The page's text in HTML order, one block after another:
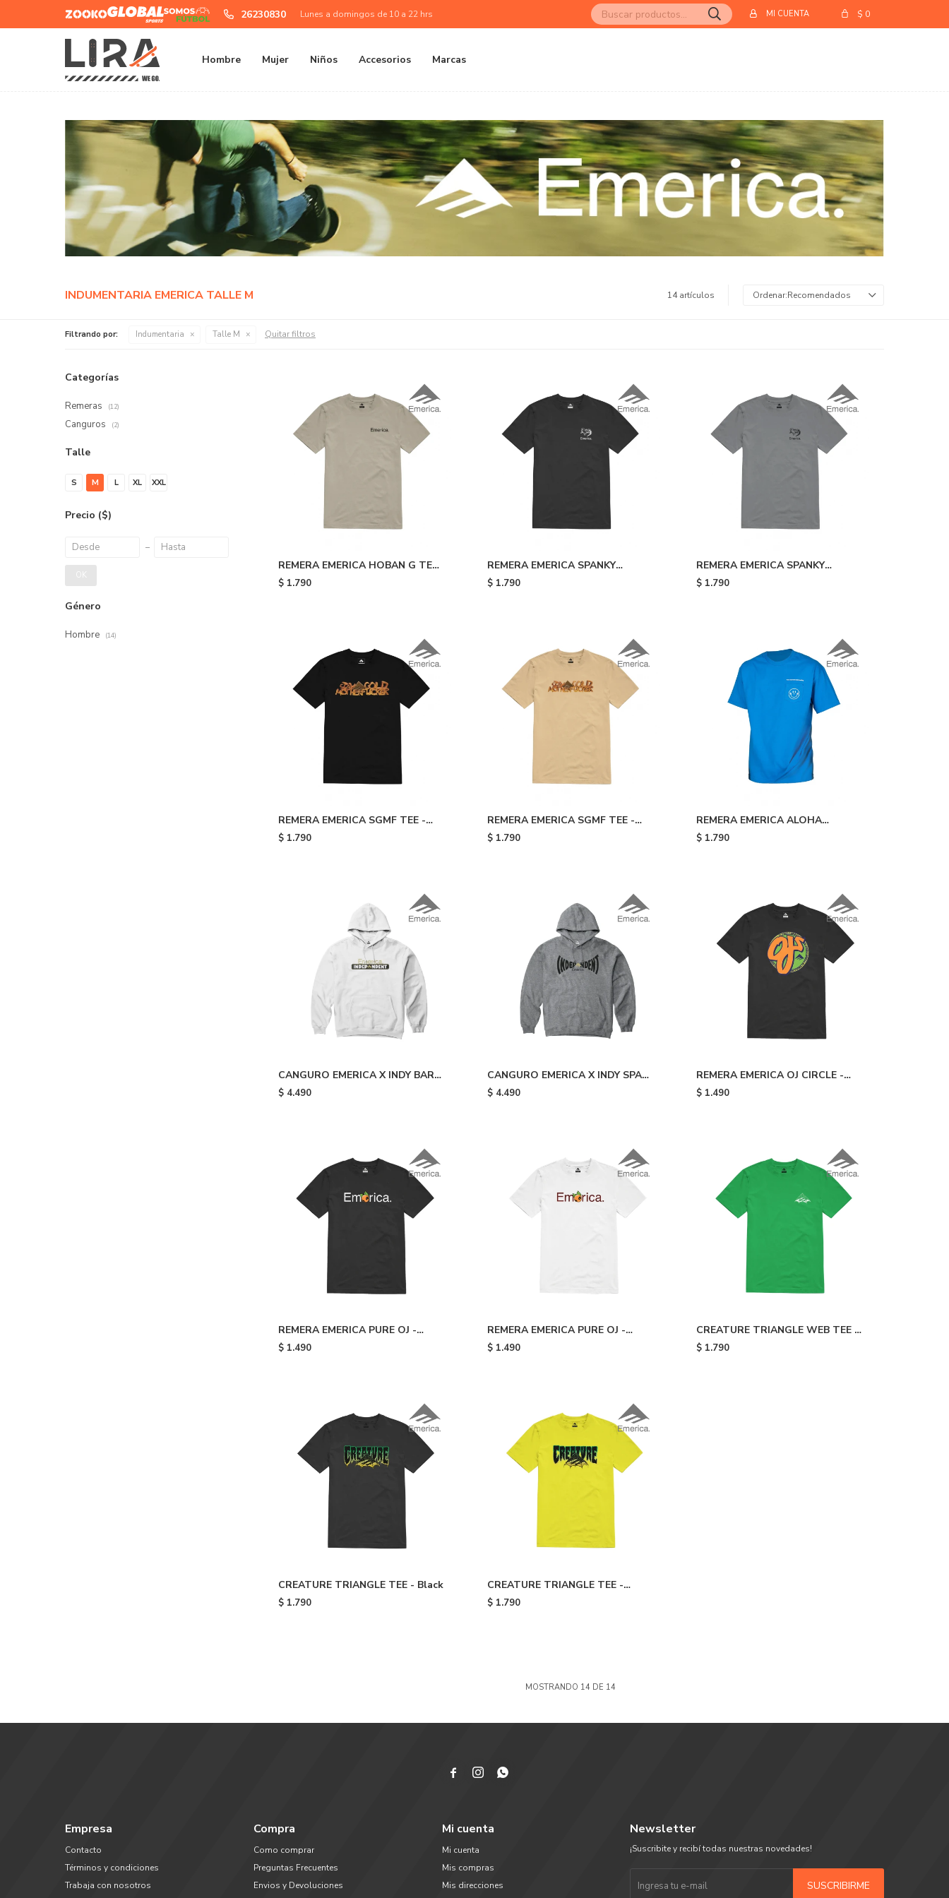
Hombre Mujer Niños Accesorios Marcas
$ 0
Futbol
26230830 Lunes a domingos de 10 a 22 hrs
INDUMENTARIA EMERICA TALLE M 14 artículos Recomendados
Filtrando por: Indumentaria Talle M Quitar filtros
REMERA EMERICA HOBAN G TEE
- 322
$ 1.790
REMERA EMERICA SPANKY
TOOTH TEE - Black
$ 1.790
REMERA EMERICA SPANKY
TOOTH TEE - Black
$ 1.790
REMERA EMERICA SGMF TEE -
Black
$ 1.790
REMERA EMERICA SGMF TEE -
260
$ 1.790
REMERA EMERICA ALOHA
POCKET TEE - Blue
$ 1.790
CANGURO EMERICA X INDY BAR
HOODIE - White
$ 4.490
CANGURO EMERICA X INDY SPAN
HOODIE - Grey Heath
$ 4.490
REMERA EMERICA OJ CIRCLE -
Black
$ 1.490
REMERA EMERICA PURE OJ -
Black
$ 1.490
REMERA EMERICA PURE OJ -
White
$ 1.490
CREATURE TRIANGLE WEB TEE -
Green
$ 1.790
CREATURE TRIANGLE TEE - Black
$ 1.790
CREATURE TRIANGLE TEE -
Yellow
$ 1.790
MOSTRANDO 14 DE 14
Categorías
Remeras (12)
Canguros (2)
Talle
S M L XL XXL
Precio ($)
OK
Género
Hombre (14)
Empresa
Contacto
Términos y condiciones
Trabaja con nosotros
Compra
Como comprar
Preguntas Frecuentes
Envios y Devoluciones
Mi cuenta
Mi cuenta
Mis compras
Mis direcciones
  
Newsletter
¡Suscribite y recibí todas nuestras novedades!
SUSCRIBIRME